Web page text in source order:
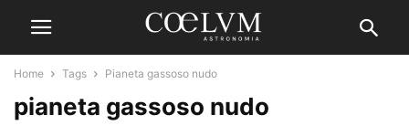
Home Tags Pianeta gassoso nudo
pianeta gassoso nudo